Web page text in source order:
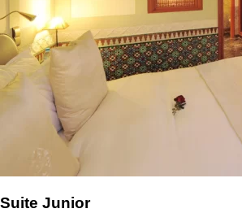
Suite Junior